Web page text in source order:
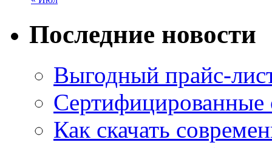
Последние новости
Выгодный прайс-
Как скачать